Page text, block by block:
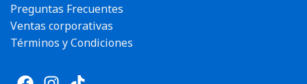
Preguntas Frecuentes
Ventas corporativas
Términos y Condiciones